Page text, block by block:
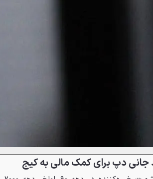
جانی دپ برای کمک مالی به کیج